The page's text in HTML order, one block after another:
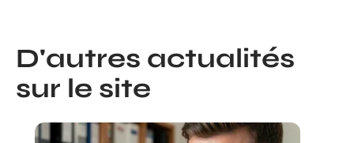
D'autres actualités
sur le site